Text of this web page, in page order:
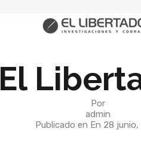
El
Por
admin
Publicado en En 28 junio,